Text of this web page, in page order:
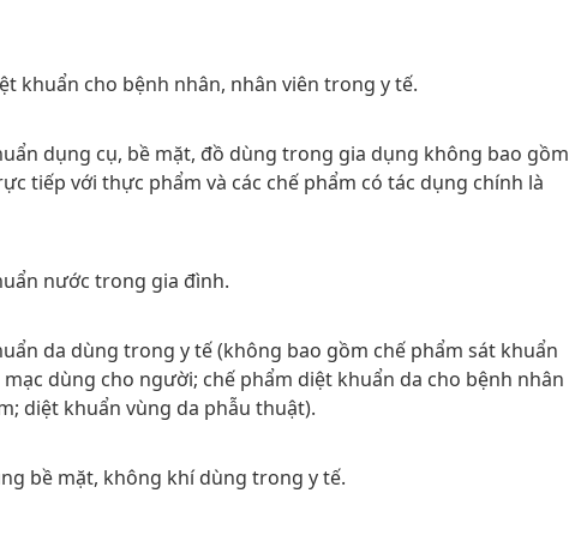
khuẩn cho bệnh nhân, nhân viên trong y tế.
dụng cụ, bề mặt, đồ dùng trong gia dụng không bao gồm
tiếp với thực phẩm và các chế phẩm có tác dụng chính là
nước trong gia đình.
da dùng trong y tế (không bao gồm chế phẩm sát khuẩn
dùng cho người; chế phẩm diệt khuẩn da cho bệnh nhân
diệt khuẩn vùng da phẫu thuật).
bề mặt, không khí dùng trong y tế.